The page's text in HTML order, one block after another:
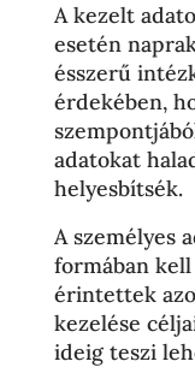
A kezelt
esetén
ésszerű
érdekében,
adatokat
helyesbítsék.
A személyes
formában
érintettek
kezelése
ideig teszi